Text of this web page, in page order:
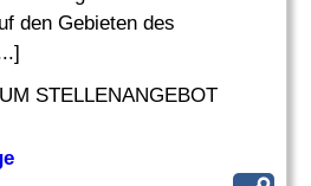
den Gebieten des
STELLENANGEBOT